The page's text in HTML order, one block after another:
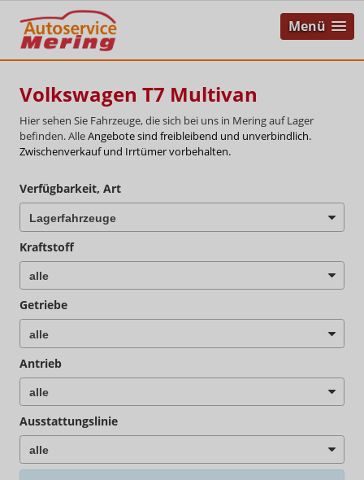
Menü
Volkswagen T7 Multivan
Hier sehen Sie Fahrzeuge, die sich bei uns in Mering auf Lager
befinden. AlleAngebote sind freibleibend und unverbindlich.
Zwischenverkauf und Irrtümer vorbehalten.
Verfügbarkeit, Art
Kraftstoff
Getriebe
Antrieb
Ausstattungslinie